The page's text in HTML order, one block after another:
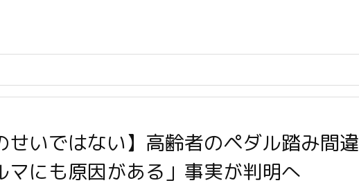
せいではない】高齢者のペダル踏み間違
マにも原因がある」事実が判明へ